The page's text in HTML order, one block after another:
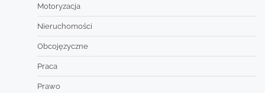
Motoryzacja
Nieruchomości
Obcojęzyczne
Praca
Prawo